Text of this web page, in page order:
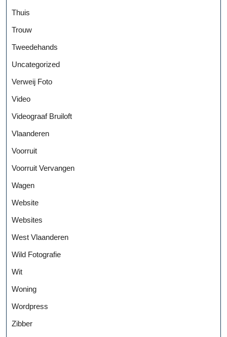
Thuis
Trouw
Tweedehands
Uncategorized
Verweij Foto
Video
Videograaf Bruiloft
Vlaanderen
Voorruit
Voorruit Vervangen
Wagen
Website
Websites
West Vlaanderen
Wild Fotografie
Wit
Woning
Wordpress
Zibber